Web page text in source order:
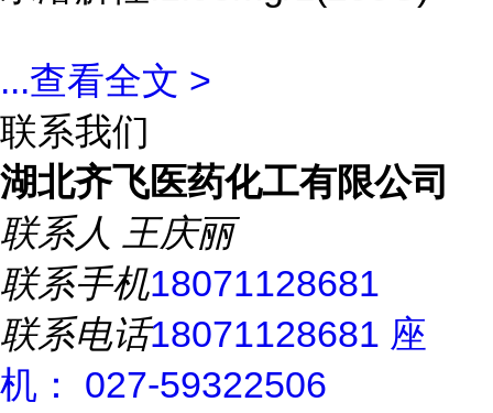
...查看全文 >
联系我们
湖北齐飞医药化工有限公司
联系人 王庆丽
联系手机18071128681
联系电话18071128681 座
机： 027-59322506